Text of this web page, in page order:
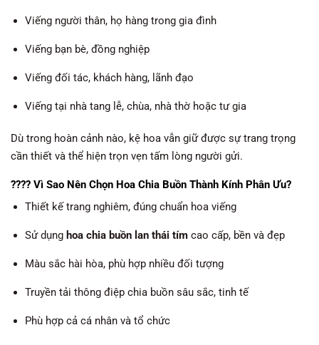
Viếng người thân, họ hàng trong gia đình
Viếng bạn bè, đồng nghiệp
Viếng đối tác, khách hàng, lãnh đạo
Viếng tại nhà tang lễ, chùa, nhà thờ hoặc tư gia
Dù trong hoàn cảnh nào, kệ hoa vẫn giữ được sự trang trọng
cần thiết và thể hiện trọn vẹn tấm lòng người gửi.
???? Vì Sao Nên Chọn Hoa Chia Buồn Thành Kính Phân Ưu?
Thiết kế trang nghiêm, đúng chuẩn hoa viếng
Sử dụng hoa chia buồn lan thái tímcao cấp, bền và đẹp
Màu sắc hài hòa, phù hợp nhiều đối tượng
Truyền tải thông điệp chia buồn sâu sắc, tinh tế
Phù hợp cả cá nhân và tổ chức